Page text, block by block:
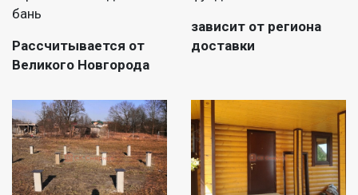
бань
Рассчитывается от
Великого Новгорода
зависит от региона
доставки